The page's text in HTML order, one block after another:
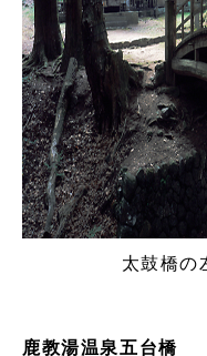
太鼓橋の
鹿教湯温泉五台橋